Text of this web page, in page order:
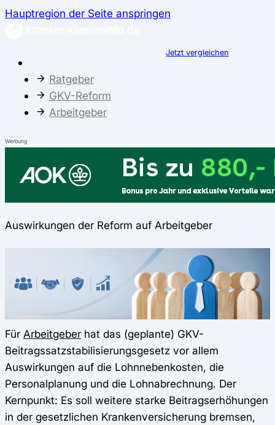
Hauptregion der Seite anspringen
Jetzt vergleichen
Ratgeber
GKV-Reform
Arbeitgeber
Werbung
Auswirkungen der Reform auf Arbeitgeber
Für Arbeitgeber hat das (geplante) GKV-
Beitragssatzstabilisierungsgesetz vor allem
Auswirkungen auf die Lohnnebenkosten, die
Personalplanung und die Lohnabrechnung. Der
Kernpunkt: Es soll weitere starke Beitragserhöhungen
in der gesetzlichen Krankenversicherung bremsen,